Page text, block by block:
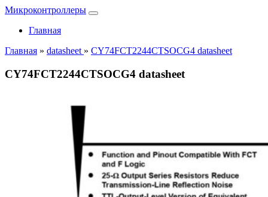
Микроконтроллеры
Главная
Главная » datasheet » CY74FCT2244CTSOCG4 datasheet
CY74FCT2244CTSOCG4 datasheet